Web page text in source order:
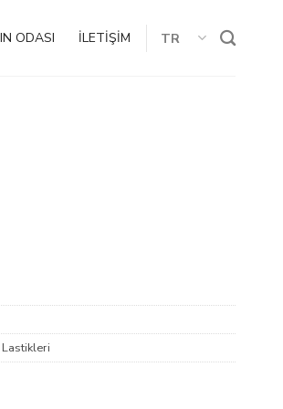
ODASI İLETİŞİM TR
Lastikleri